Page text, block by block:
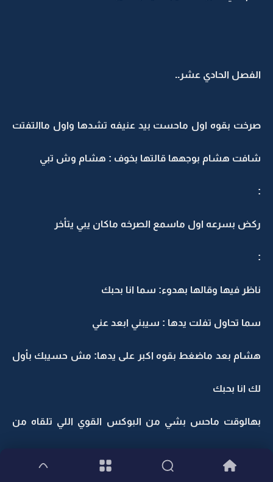
الفصل الحادي عشر..
صرخت بقوه اول ماحست بيد عنيفه تشدها واول ماالتفتت
شافت هشام بوجهها قالتها بخوف : هشام وش تبي
:
ركض بسرعه اول ماسمع الصرخه ماكان يبي يتأخر
:
ناظر فيها وقالها بهدوء: سما انا بحبك
سما تحاول تفلت يدها : سيبني ابعد عني
هشام بعد ماضغط بقوه اكبر على يدها: مش حسيبك بأول
لك انا بحبك
بهالوقت ماحس بشي من البوكس القوي اللي تلقاه من